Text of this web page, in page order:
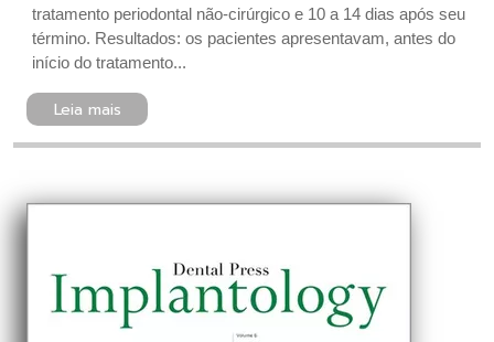
tratamento periodontal não-cirúrgico e 10 a 14 dias após seu
término. Resultados: os pacientes apresentavam, antes do
início do tratamento...
Leia mais